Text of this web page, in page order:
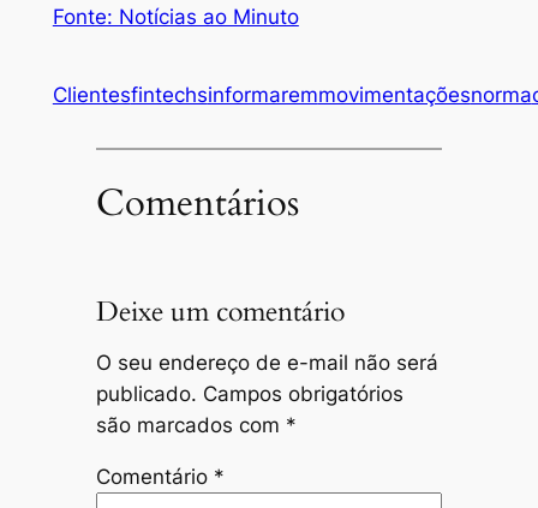
Fonte: Notícias ao Minuto
Clientesfintechsinformaremmovimentaçõesnorma
Comentários
Deixe um comentário
O seu endereço de e-mail não será
publicado. Campos obrigatórios
são marcados com *
Comentário *